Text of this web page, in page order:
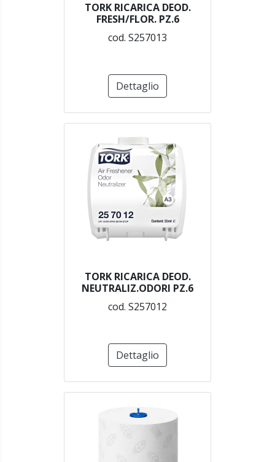
TORK RICARICA DEOD.
FRESH/FLOR. PZ.6
cod. S257013
Dettaglio
TORK RICARICA DEOD.
NEUTRALIZ.ODORI PZ.6
cod. S257012
Dettaglio